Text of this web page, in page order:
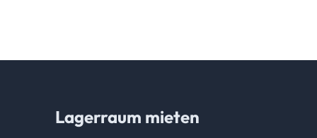
Lagerraum mieten